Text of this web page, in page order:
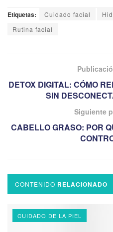
Etiquetas: Cuidado facial
Rutina facial
DETOX DIGITAL: CÓMO
SIN
Siguiente
CABELLO GRASO: POR
CONTENIDO RELACIONADO
CUIDADO DE LA PIEL